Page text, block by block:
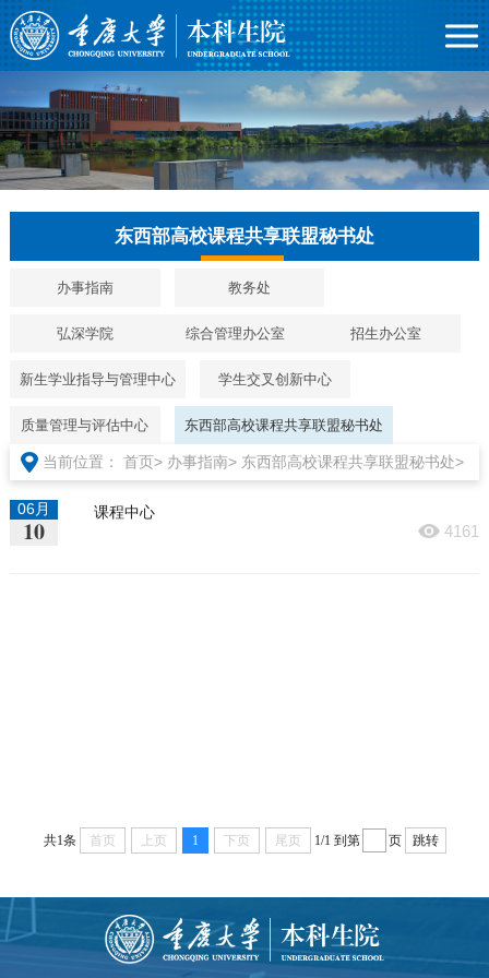
东西部高校课程共享联盟秘书处
办事指南 教务处
弘深学院 综合管理办公室 招生办公室
新生学业指导与管理中心 学生交叉创新中心
质量管理与评估中心 东西部高校课程共享联盟秘书处
当前位置： 首页> 办事指南> 东西部高校课程共享联盟秘书处>
06月
10 4161
课程中心
共1条 首页 上页 1 下页 尾页 1/1 到第 页 跳转